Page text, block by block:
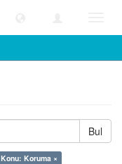
Bul
Konu: Koruma ×